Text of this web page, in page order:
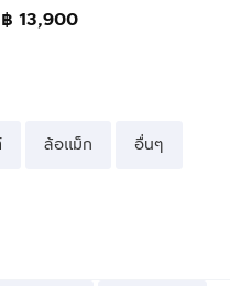
฿ 13,900
ล้อแม็ก อื่นๆ